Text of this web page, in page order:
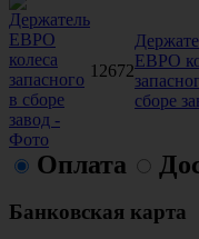
12672
ЕВРО
сборе
Оплата
Банковская карта